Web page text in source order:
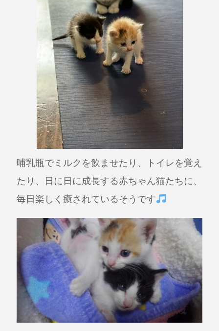
哺乳瓶でミルクを飲ませたり、トイレを覚え
たり、日に日に成長する赤ちゃん猫たちに、
毎日楽しく癒されているそうです